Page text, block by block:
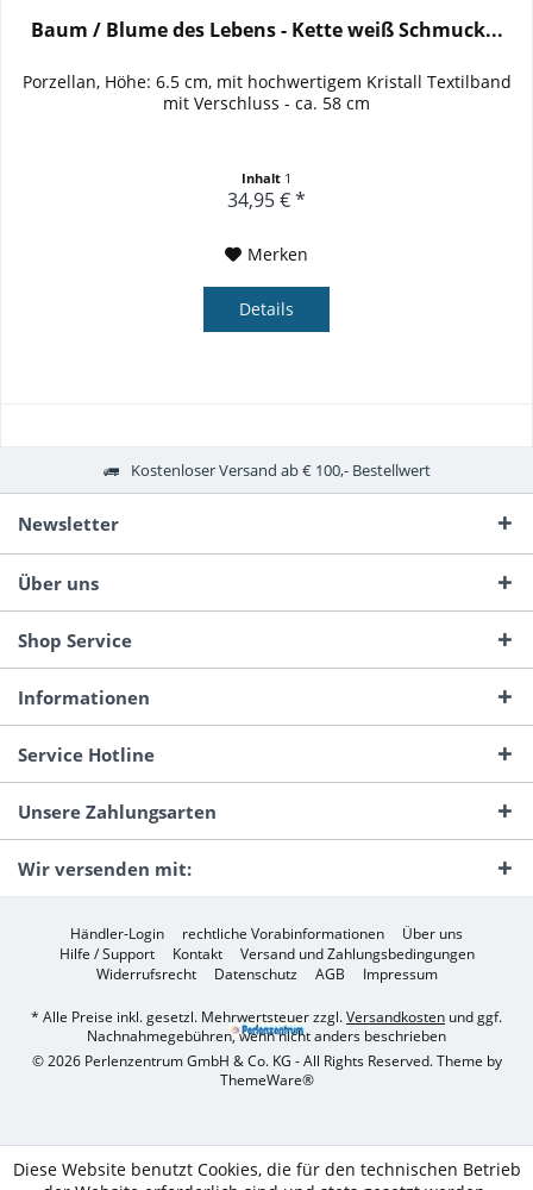
Baum / Blume des Lebens - Kette weiß Schmuck...
Porzellan, Höhe: 6.5 cm, mit hochwertigem Kristall Textilband
mit Verschluss - ca. 58 cm
Inhalt 1
34,95 € *
Merken
Details
Kostenloser Versand ab € 100,- Bestellwert
Newsletter
Über uns
Shop Service
Informationen
Service Hotline
Unsere Zahlungsarten
Wir versenden mit:
Händler-Login rechtliche Vorabinformationen
Über uns
Hilfe / Support
Kontakt
Versand und Zahlungsbedingungen
Widerrufsrecht
Datenschutz AGB Impressum
* Alle Preise inkl. gesetzl. Mehrwertsteuer zzgl.Versandkosten und ggf.
Nachnahmegebühren, wenn nicht anders beschrieben
© 2026 Perlenzentrum GmbH & Co. KG - All Rights Reserved. Theme by
ThemeWare®
Diese Website benutzt Cookies, die für den technischen Betrieb